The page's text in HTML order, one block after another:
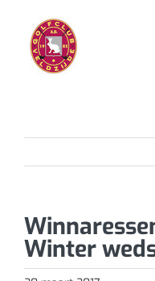
inhoud
Winter